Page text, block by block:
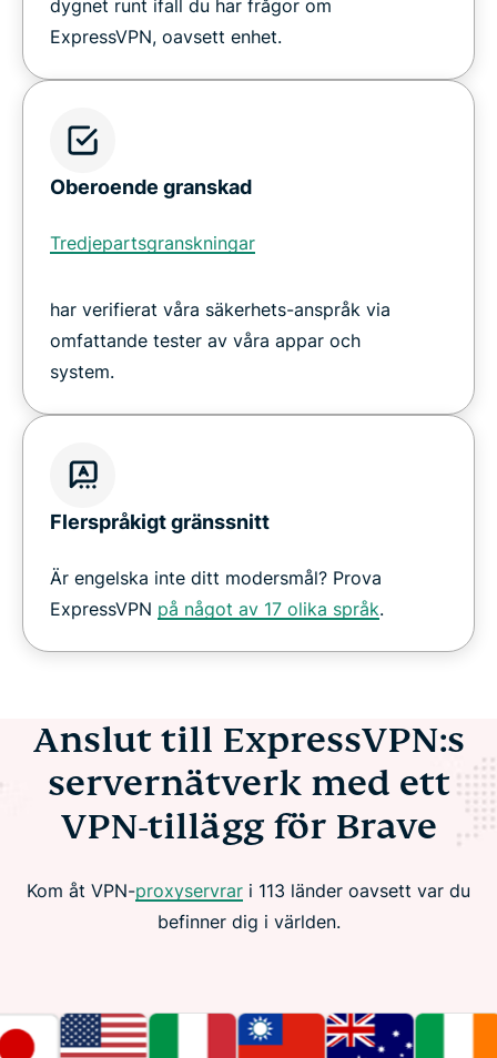
dygnet runt ifall du har frågor om
ExpressVPN, oavsett enhet.
Oberoende granskad
Tredjepartsgranskningar
har verifierat våra säkerhets-anspråk via
omfattande tester av våra appar och
system.
Flerspråkigt gränssnitt
Är engelska inte ditt modersmål? Prova
ExpressVPN på något av 17 olika språk.
Anslut till ExpressVPN:s
servernätverk med ett
VPN-tillägg för Brave
Kom åt VPN-proxyservrar i 113 länder oavsett var du
befinner dig i världen.